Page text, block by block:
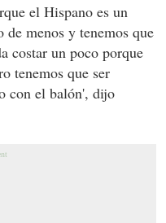
el Hispano es un
menos y tenemos que
costar un poco porque
tenemos que ser
con el balón', dijo